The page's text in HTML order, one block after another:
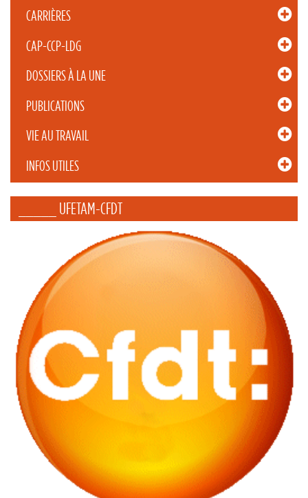
CARRIÈRES
CAP-CCP-LDG
DOSSIERS À LA UNE
PUBLICATIONS
VIE AU TRAVAIL
INFOS UTILES
_____ UFETAM-CFDT